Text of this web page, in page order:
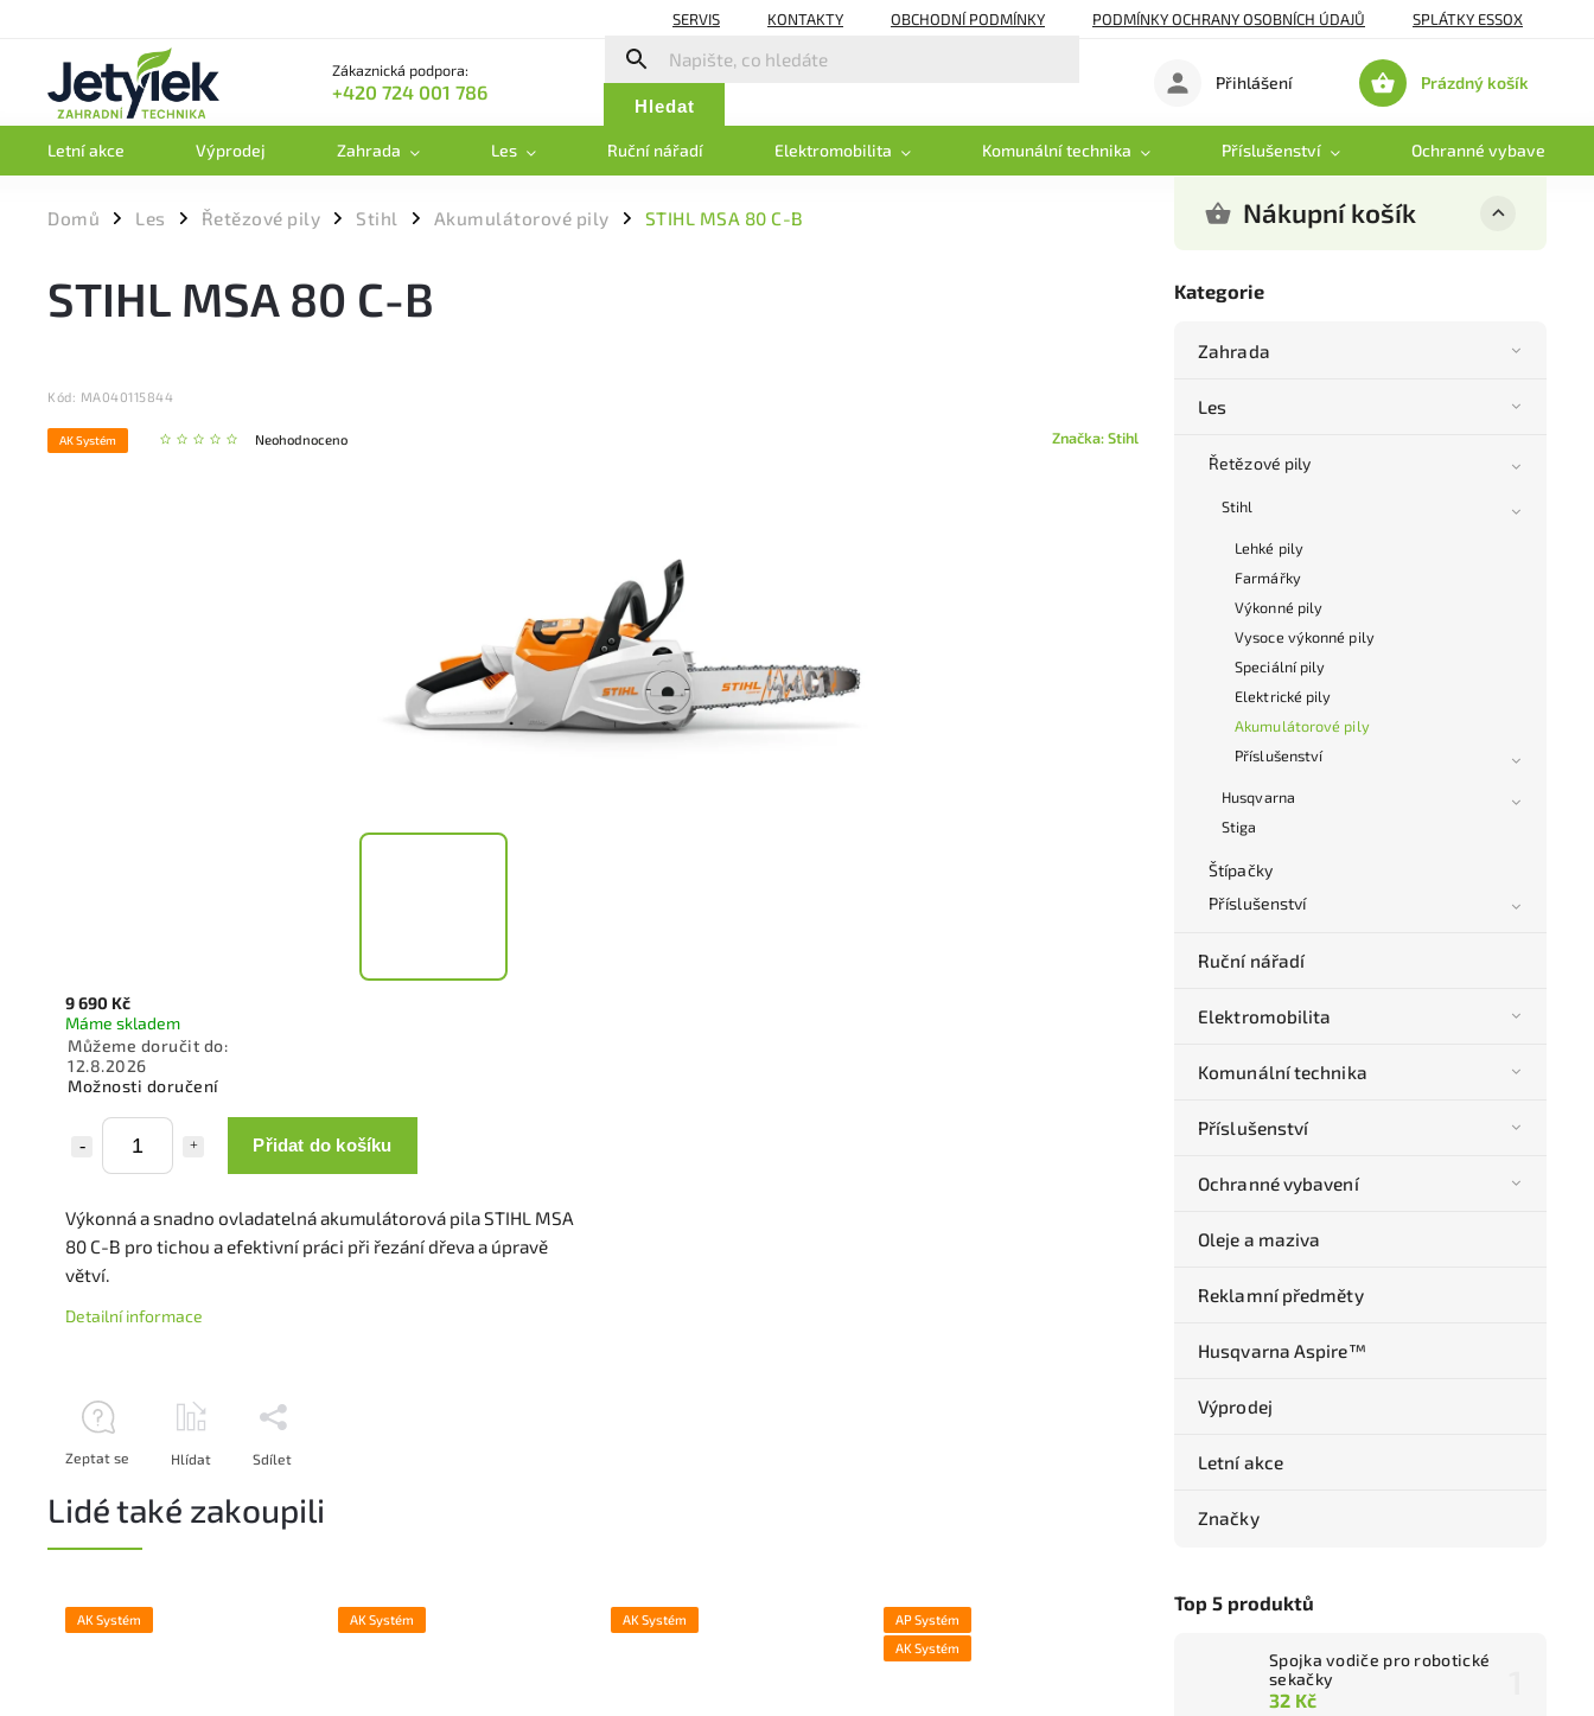
SERVIS KONTAKTY OBCHODNÍ PODMÍNKY PODMÍNKY OCHRANY OSOBNÍCH ÚDAJŮ SPLÁTKY ESSOX
Zákaznická podpora:
+420 724 001 786
Hledat
Nákupní
Prázdný košík
Přihlášení
Letní akce Výprodej Zahrada Les Ruční nářadí Elektromobilita Komunální technika Příslušenství Ochranné vybavení
Domů / Les / Řetězové pily / Stihl / Akumulátorové pily / STIHL MSA 80 C-B Nákupní košík
Kategorie
Zahrada
Les
Řetězové pily
Stihl
Lehké pily
Farmářky
Výkonné pily
Vysoce výkonné pily
Speciální pily
Elektrické pily
Akumulátorové pily
Příslušenství
Husqvarna
Stiga
Štípačky
Příslušenství
Ruční nářadí
Elektromobilita
Komunální technika
Příslušenství
Ochranné vybavení
Oleje a maziva
Reklamní předměty
Husqvarna Aspire™
Výprodej
Letní akce
Značky
Top 5 produktů
Spojka vodiče pro robotické
sekačky
32 Kč
STIHL MSA 80 C-B
Kód: MA040115844
AK Systém Neohodnoceno Značka:Stihl
9 690 Kč
Máme skladem
Můžeme doručit do:
12.8.2026
Možnosti doručení
Přidat do košíku
Výkonná a snadno ovladatelná akumulátorová pila STIHL MSA
80 C-B pro tichou a efektivní práci při řezání dřeva a úpravě
větví.
Detailní informace
Zeptat se Hlídat Sdílet
Lidé také zakoupili
AK Systém AK Systém AK Systém
AP Systém
AK Systém